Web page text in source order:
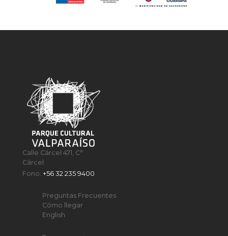
Calle Cárcel 471, C°
Cárcel
Fono:+56 32 235 9400
Preguntas Frecuentes
Cómo llegar
English